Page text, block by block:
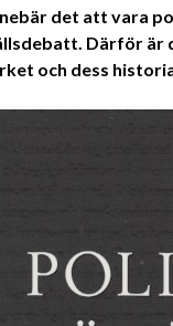
det att vara
Därför är
och dess